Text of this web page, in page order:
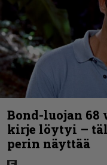
Bond-luojan 68
kirje löytyi –
perin näyttää